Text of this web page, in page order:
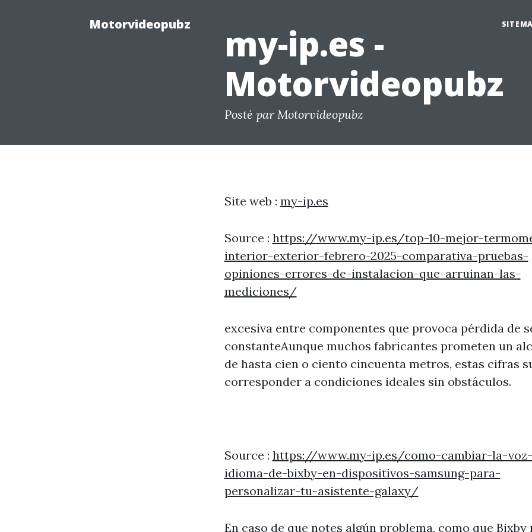
Motorvideopubz
my-ip.es -
Motorvideopubz
Posté par Motorvideopubz
Site web : my-ip.es
Source : https://www.my-ip.es/top-10-mejor-
interior-exterior-febrero-2025-comparativa-pruebas-
opiniones-errores-de-instalacion-que-arruinan-las-
mediciones/
excesiva entre componentes que provoca pérdida de
constanteAunque muchos fabricantes prometen un
de hasta cien o ciento cincuenta metros, estas cifras
corresponder a condiciones ideales sin obstáculos.
Source : https://www.my-ip.es/como-cambiar-la-
idioma-de-bixby-en-dispositivos-samsung-para-
personalizar-tu-asistente-galaxy/
En caso de que notes algún problema, como que Bixby